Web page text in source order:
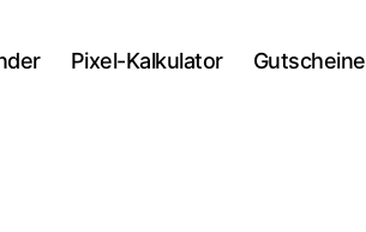
Pixel-Kalkulator Gutscheine